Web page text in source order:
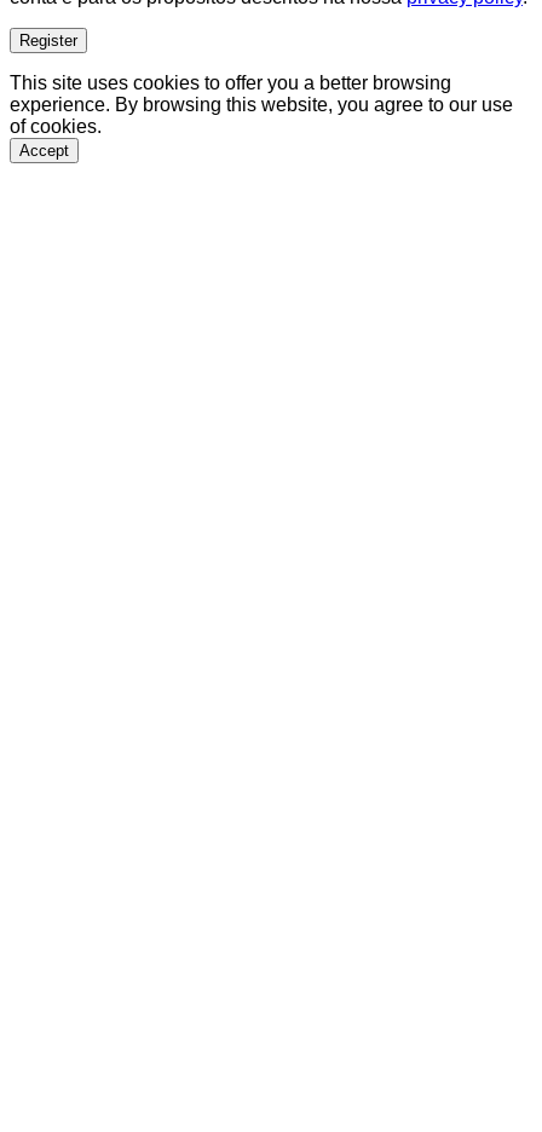
Register
This site uses cookies to offer you a better browsing
experience. By browsing this website, you agree to our use
of cookies.
Accept